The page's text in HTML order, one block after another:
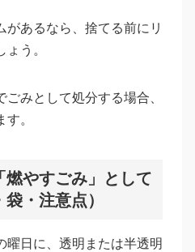
があるなら、捨てる前にリ
う。
みとして処分する場合、
す。
燃やすごみ」として
・注意点）
曜日に、透明または半透明